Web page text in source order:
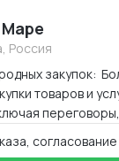
Россия
закупок:
товаров и